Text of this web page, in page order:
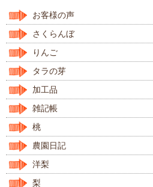
お客様の声
さくらんぼ
りんご
タラの芽
加工品
雑記帳
桃
農園日記
洋梨
梨